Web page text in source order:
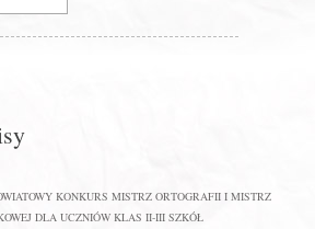
KONKURS MISTRZ ORTOGRAFII I MISTRZ
DLA UCZNIÓW KLAS II-III SZKÓŁ